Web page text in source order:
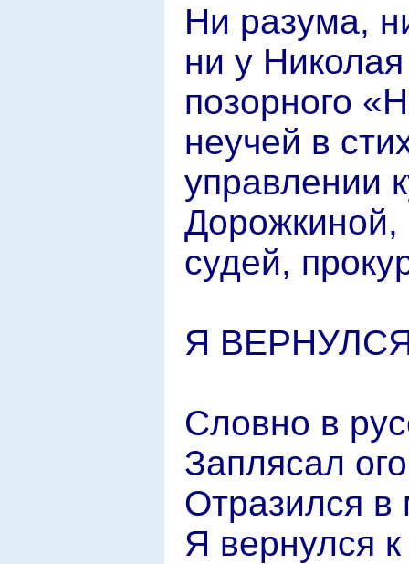
Ни разума,
ни у
позорного
неучей в
управлении
Дорожкиной,
судей,
Я
Словно в
Заплясал
Отразился в
Я вернулся